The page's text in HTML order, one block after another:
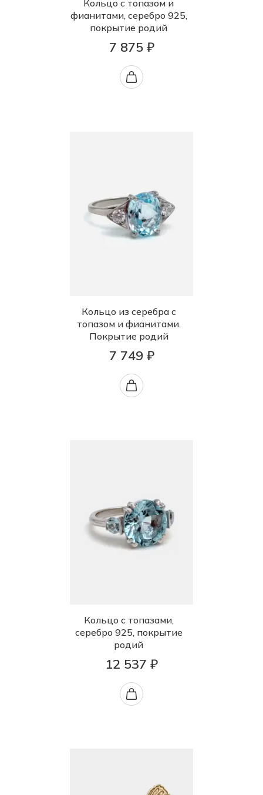
Кольцо с топазом и
фианитами, серебро 925,
покрытие родий
7 875 ₽
Кольцо из серебра с
топазом и фианитами.
Покрытие родий
7 749 ₽
Кольцо с топазами,
серебро 925, покрытие
родий
12 537 ₽